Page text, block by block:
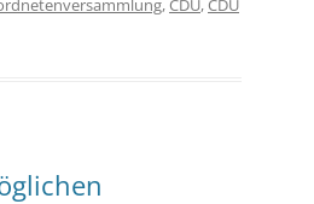
,CDU,CDU